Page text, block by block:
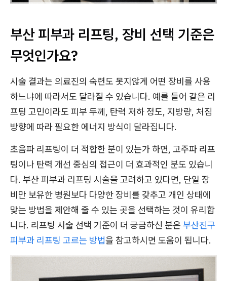
부산 피부과 리프팅, 장비 선택 기준은
무엇인가요?
시술 결과는 의료진의 숙련도 못지않게 어떤 장비를 사용
하느냐에 따라서도 달라질 수 있습니다. 예를 들어 같은 리
프팅 고민이라도 피부 두께, 탄력 저하 정도, 지방량, 처짐
방향에 따라 필요한 에너지 방식이 달라집니다.
초음파 리프팅이 더 적합한 분이 있는가 하면, 고주파 리프
팅이나 탄력 개선 중심의 접근이 더 효과적인 분도 있습니
다. 부산 피부과 리프팅 시술을 고려하고 있다면, 단일 장
비만 보유한 병원보다 다양한 장비를 갖추고 개인 상태에
맞는 방법을 제안해 줄 수 있는 곳을 선택하는 것이 유리합
니다. 리프팅 시술 선택 기준이 더 궁금하신 분은 부산진구
피부과 리프팅 고르는 방법을 참고하시면 도움이 됩니다.